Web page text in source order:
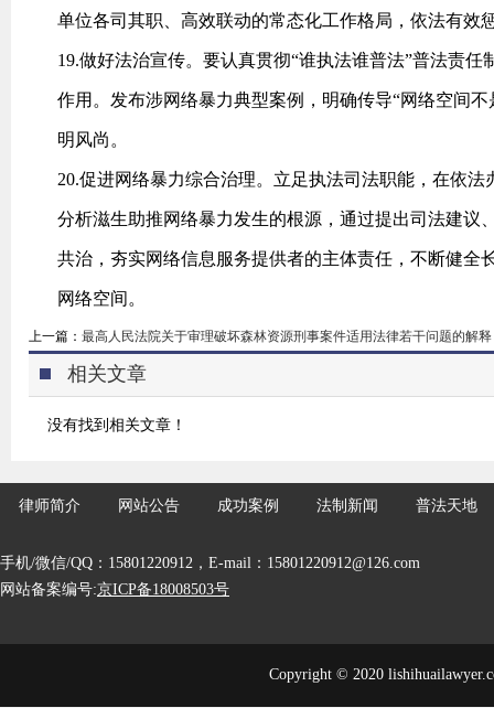
单位各司其职、高效联动的常态化工作格局，依法有效
19.做好法治宣传。要认真贯彻“谁执法谁普法”普法责
作用。发布涉网络暴力典型案例，明确传导“网络空间
明风尚。
20.促进网络暴力综合治理。立足执法司法职能，在依
分析滋生助推网络暴力发生的根源，通过提出司法建议
共治，夯实网络信息服务提供者的主体责任，不断健全
网络空间。
上一篇： 最高人民法院关于审理破坏森林资源刑事案件适用法律若干问题的解释
相关文章
没有找到相关文章！
手机/微信/QQ：15801220912，E-mail：15801220912@126.com
网站备案编号:京ICP备18008503号
律师简介 网站公告 成功案例 法制新闻 普法天地
Copyright © 2020